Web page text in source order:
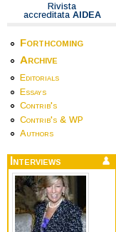
Rivista
accreditata AIDEA
Forthcoming
Archive
Editorials
Essays
Contrib's
Contrib's & WP
Authors
Interviews